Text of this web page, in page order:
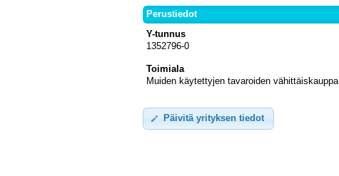
Perustiedot
Y-tunnus
1352796-0
Toimiala
Muiden käytettyjen tavaroiden vähittäiskauppa
Päivitä yrityksen tiedot